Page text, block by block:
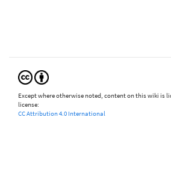
Except where otherwise noted, content on this wiki is
license:
CC Attribution 4.0 International